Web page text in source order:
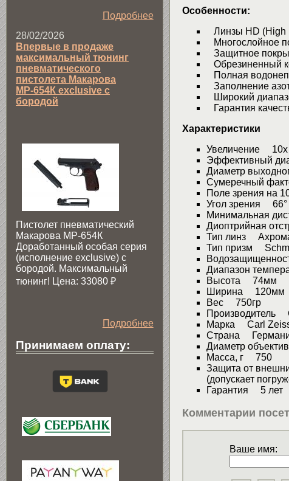
Особенности:
Линзы HD (High
Многослойное
Защитное
Обрезиненный
Полная
Заполнение
Широкий
Гарантия
Характеристики
Увеличение 10х
Эффективный
Диаметр
Сумеречный
Поле зрения на
Угол зрения 66°
Минимальная
Диоптрийная
Тип линз
Тип призм
Диапазон
Высота 74мм
Ширина 120мм
Вес 750гр
Производитель
Марка Carl
Страна
Диаметр
Масса, г 750
Защита от
(допускает
Гарантия 5 лет
Комментарии
Ваше имя:
Подробнее
28/02/2026
Впервые в продаже
максимальный тюнинг
пневматического
пистолета Макарова
МР-654К exclusive с
бородой
Пистолет пневматический
Макарова МР-654К
Доработанный особая серия
(исполнение exclusive) c
бородой. Максимальный
тюнинг! Цена: 33080 ₽
Подробнее
Принимаем оплату: